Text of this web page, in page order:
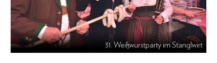
31. Weißwurstparty im Stanglwirt